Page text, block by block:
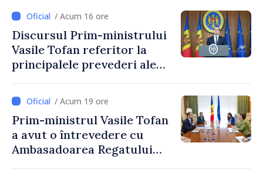
stimularea investițiilor și o
taxare mai echitabilă
/ Acum 16 ore
Discursul Prim-ministrului
Vasile Tofan referitor la
principalele prevederi ale
2027
/ Acum 19 ore
Prim-ministrul Vasile Tofan
a avut o întrevedere cu
Ambasadoarea Regatului